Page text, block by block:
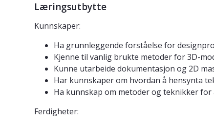
Læringsutbytte
Kunnskaper:
Ha grunnleggende forståelse for
Kjenne til vanlig brukte metoder for 3D-
Kunne utarbeide dokumentasjon og 2D
Har kunnskaper om hvordan å hensynta
Ha kunnskap om metoder og teknikker
Ferdigheter: